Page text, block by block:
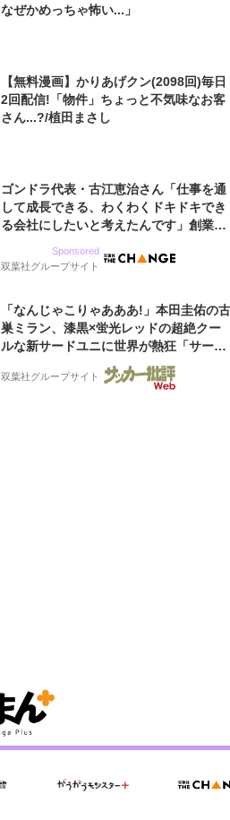
なぜかめっちゃ怖い...」
【無料漫画】かりあげクン(2098回)毎日
2回配信!「物件」ちょっと不気味なお客
さん...?/植田まさし
ゴンドラ代表・古江恵治さん「仕事を通
して成長できる、わくわくドキドキでき
る会社にしたいと考えたんです」創業来
グ会社のアイデンティティ
Sponsored
双葉社グループサイト
「なんじゃこりゃあああ!」本田圭佑の古
巣ミラン、漆黒×蛍光レッドの超絶クー
ルな新サードユニに世界が熱狂「サード
なのにズルい」「こりゃかっけえわ」
双葉社グループサイト